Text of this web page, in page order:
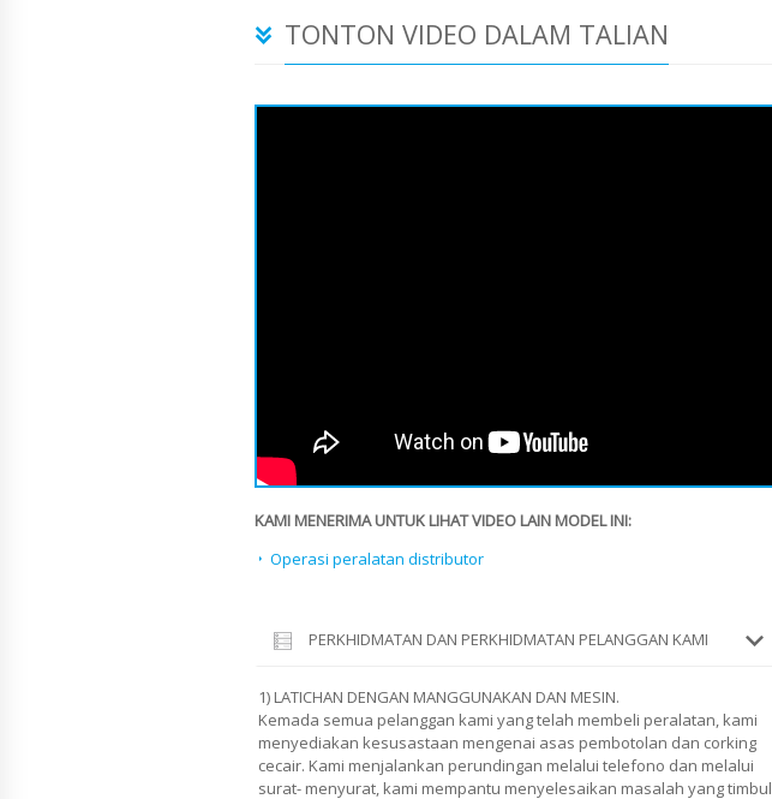
TONTON VIDEO DALAM TALIAN
KAMI MENERIMA UNTUK LIHAT VIDEO LAIN MODEL INI:
Operasi peralatan distributor
PERKHIDMATAN DAN PERKHIDMATAN PELANGGAN KAMI
1) LATICHAN DENGAN MANGGUNAKAN DAN MESIN.
Kemada semua pelanggan kami yang telah membeli peralatan, kami
menyediakan kesusastaan mengenai asas pembotolan dan corking
cecair. Kami menjalankan perundingan melalui telefono dan melalui
surat- menyurat, kami mempantu menyelesaikan masalah yang timbul